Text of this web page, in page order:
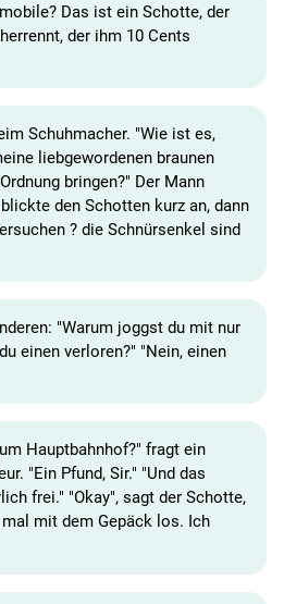
Das ist ein Schotte, der
der ihm 10 Cents
Schuhmacher. "Wie ist es,
liebgewordenen braunen
bringen?" Der Mann
den Schotten kurz an, dann
? die Schnürsenkel sind
"Warum joggst du mit nur
einen verloren?" "Nein, einen
Hauptbahnhof?" fragt ein
"Ein Pfund, Sir." "Und das
frei." "Okay", sagt der Schotte,
mit dem Gepäck los. Ich